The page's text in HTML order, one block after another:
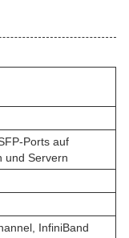
Ports auf
und Servern
InfiniBand